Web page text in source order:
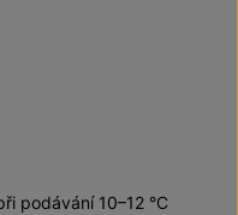
podávání 10–12 °C